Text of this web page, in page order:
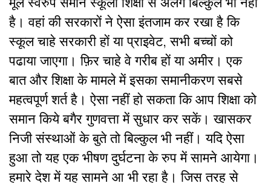
है। वहां की सरकारों ने ऐसा इंतजाम कर रखा है कि
स्कूल चाहे सरकारी हों या प्राइवेट, सभी बच्चों को
पढाया जाएगा। फ़िर चाहे वे गरीब हों या अमीर। एक
बात और शिक्षा के मामले में इसका समानीकरण सबसे
महत्वपूर्ण शर्त है। ऐसा नहीं हो सकता कि आप शिक्षा को
समान किये बगैर गुणवत्ता में सुधार कर सकें। खासकर
निजी संस्थाओं के बुते तो बिल्कुल भी नहीं। यदि ऐसा
हुआ तो यह एक भीषण दुर्घटना के रुप में सामने आयेगा।
हमारे देश में यह सामने आ भी रहा है। जिस तरह से